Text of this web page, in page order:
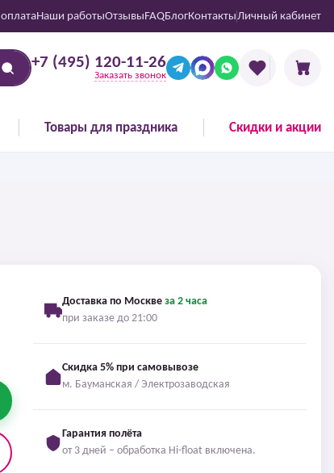
Наши работыОтзывыFAQБлогКонтактыЛичный кабинет
+7 (495) 120-11-26
Заказать звонок
Товары для праздника Скидки и акции
Доставка по Москве за 2 часа
при заказе до 21:00
Скидка 5% при самовывозе
м. Бауманская / Электрозаводская
Гарантия полёта
от 3 дней – обработка Hi-float включена.